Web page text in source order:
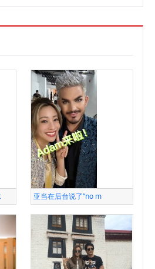
亚当在后台说了“no m